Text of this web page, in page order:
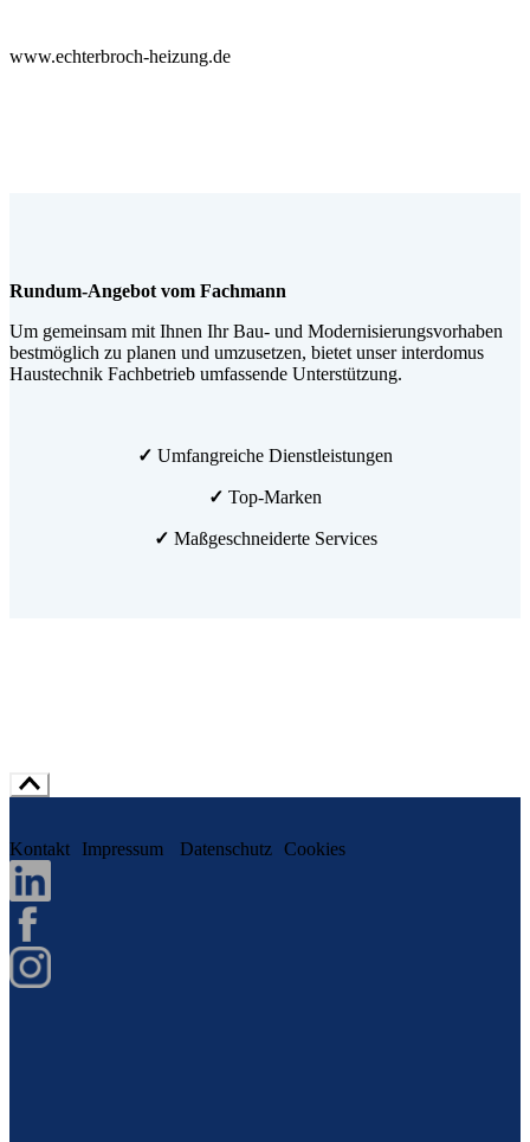
www.echterbroch-heizung.de
Rundum-Angebot vom Fachmann
Um gemeinsam mit Ihnen Ihr Bau- und Modernisierungsvorhaben
bestmöglich zu planen und umzusetzen, bietet unser interdomus
Haustechnik Fachbetrieb umfassende Unterstützung.
✓ Umfangreiche Dienstleistungen
✓ Top-Marken
✓ Maßgeschneiderte Services
Kontakt Impressum Datenschutz Cookies